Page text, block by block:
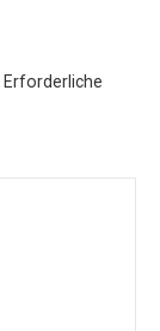
Erforderliche